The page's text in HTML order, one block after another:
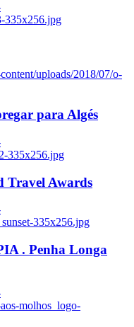
335x256.jpg
uploads/2018/07/o-
para Algés
335x256.jpg
Travel Awards
335x256.jpg
. Penha Longa
molhos_logo-